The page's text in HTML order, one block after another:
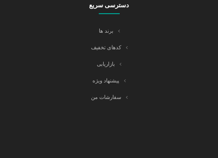
دسترسی سریع
برند ها
کدهای تخفیف
بازاریابی
پیشنهاد ویژه
سفارشات من